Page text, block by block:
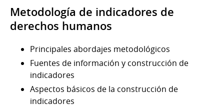
Metodología de indicadores de
derechos humanos
Principales abordajes metodológicos
Fuentes de información y construcción de
indicadores
Aspectos básicos de la construcción de
indicadores